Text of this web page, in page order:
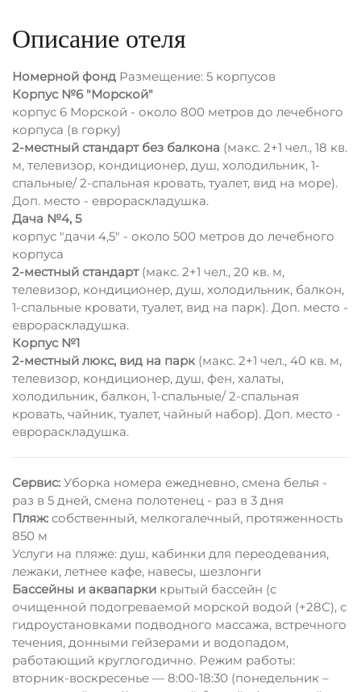
Описание отеля
Номерной фонд Размещение: 5 корпусов
Корпус №6 "Морской"
корпус 6 Морской - около 800 метров до лечебного
корпуса (в горку)
2-местный стандарт без балкона (макс. 2+1 чел., 18 кв.
м, телевизор, кондиционер, душ, холодильник, 1-
спальные/ 2-спальная кровать, туалет, вид на море).
Доп. место - еврораскладушка.
Дача №4, 5
корпус "дачи 4,5" - около 500 метров до лечебного
корпуса
2-местный стандарт(макс. 2+1 чел., 20 кв. м,
телевизор, кондиционер, душ, холодильник, балкон,
1-спальные кровати, туалет, вид на парк). Доп. место -
еврораскладушка.
Корпус №1
2-местный люкс, вид на парк (макс. 2+1 чел., 40 кв. м,
телевизор, кондиционер, душ, фен, халаты,
холодильник, балкон, 1-спальные/ 2-спальная
кровать, чайник, туалет, чайный набор). Доп. место -
еврораскладушка.
Сервис: Уборка номера ежедневно, смена белья -
раз в 5 дней, смена полотенец - раз в 3 дня
Пляж: собственный, мелкогалечный, протяженность
850 м
Услуги на пляже: душ, кабинки для переодевания,
лежаки, летнее кафе, навесы, шезлонги
Бассейны и аквапарки крытый бассейн (с
очищенной подогреваемой морской водой (+28С), с
гидроустановками подводного массажа, встречного
течения, донными гейзерами и водопадом,
работающий круглогодично. Режим работы:
вторник-воскресенье — 8:00-18:30 (понедельник –